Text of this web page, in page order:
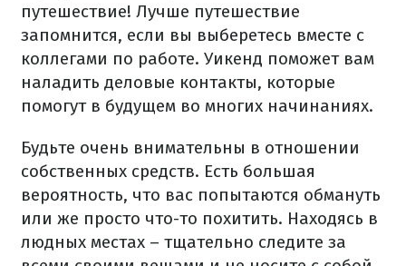
путешествие! Лучше путешествие
запомнится, если вы выберетесь вместе с
коллегами по работе. Уикенд поможет вам
наладить деловые контакты, которые
помогут в будущем во многих начинаниях.
Будьте очень внимательны в отношении
собственных средств. Есть большая
вероятность, что вас попытаются обмануть
или же просто что-то похитить. Находясь в
людных местах – тщательно следите за